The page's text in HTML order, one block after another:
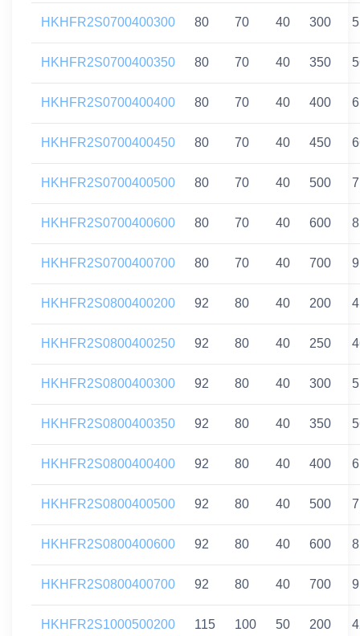
HKHFR2S0700400300 80 70 40 300
HKHFR2S0700400350 80 70 40 350
HKHFR2S0700400400 80 70 40 400
HKHFR2S0700400450 80 70 40 450
HKHFR2S0700400500 80 70 40 500
HKHFR2S0700400600 80 70 40 600
HKHFR2S0700400700 80 70 40 700
HKHFR2S0800400200 92 80 40 200
HKHFR2S0800400250 92 80 40 250
HKHFR2S0800400300 92 80 40 300
HKHFR2S0800400350 92 80 40 350
HKHFR2S0800400400 92 80 40 400
HKHFR2S0800400500 92 80 40 500
HKHFR2S0800400600 92 80 40 600
HKHFR2S0800400700 92 80 40 700
HKHFR2S1000500200 115 100 50 200